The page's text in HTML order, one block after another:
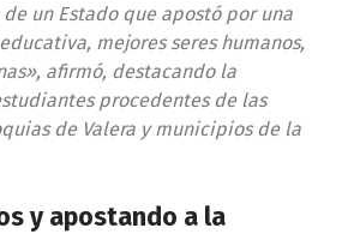
un Estado que apostó por una
mejores seres humanos,
afirmó, destacando la
procedentes de las
de Valera y municipios de la
y apostando a la